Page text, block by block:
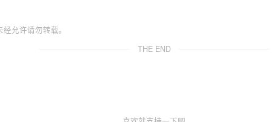
允许请勿转载。
THE END